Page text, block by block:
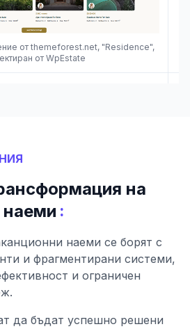
от themeforest.net, "Residence",
от WpEstate
на
наеми :
наеми се борят с
и фрагментирани системи,
и ограничен
да бъдат успешно решени